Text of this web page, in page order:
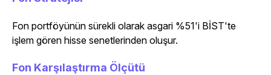
Fon portföyünün sürekli olarak asgari %51'i BİST'te
işlem gören hisse senetlerinden oluşur.
Fon Karşılaştırma Ölçütü